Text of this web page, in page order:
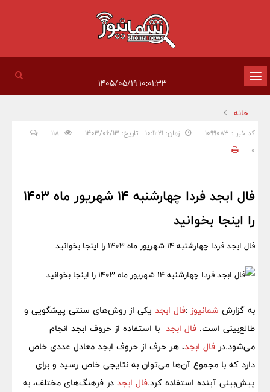
تغییر
وضعیت
ناوبری
خانه
کد خبر : 1099083 زمان: ۱۰:۱۱:۲۱ - تاریخ: ۱۴۰۳/۰۶/۱۳
0
فال ابجد فردا چهارشنبه 14 شهریور ماه 1403
را اینجا بخوانید
فال ابجد فردا چهارشنبه 14 شهریور ماه 1403 را اینجا بخوانید
به گزارش شمانیوز :فال ابجد یکی از روش‌های سنتی پیشگویی و
طالع‌بینی است. فال ابجد با استفاده از حروف ابجد انجام
می‌شود.در فال ابجد، هر حرف از حروف ابجد معادل عددی خاص
دارد که با مجموع آن‌ها می‌توان به نتایجی خاص رسید و برای
پیش‌بینی آینده استفاده کرد.فال ابجد در فرهنگ‌های مختلف، به